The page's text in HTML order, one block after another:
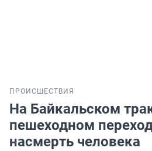
ПРОИСШЕСТВИЯ
На Байкальском
пешеходном
насмерть человека